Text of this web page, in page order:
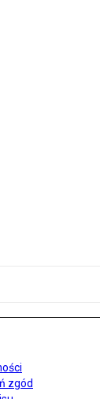
zgód